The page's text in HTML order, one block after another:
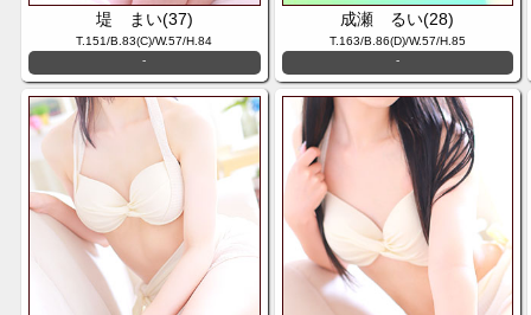
堤 まい(37)
T.151/B.83(C)/W.57/H.84
-
成瀬 るい(28)
T.163/B.86(D)/W.57/H.85
-